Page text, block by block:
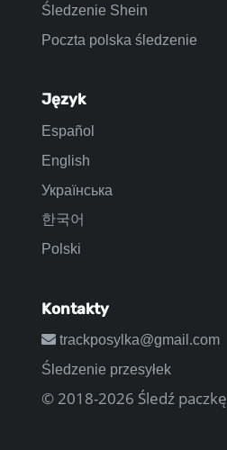
Śledzenie Shein
Poczta polska śledzenie
Język
Español
English
Українська
한국어
Polski
Kontakty
trackposylka@gmail.com
Śledzenie przesyłek
© 2018-2026 Śledź paczkę